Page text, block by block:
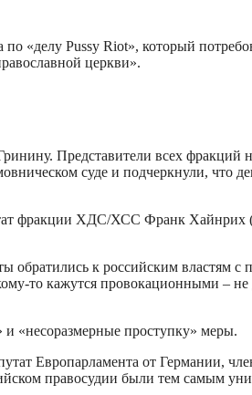
«делу Pussy Riot», который
церкви».
Представители всех фракций
суде и подчеркнули, что
фракции ХДС/ХСС Франк Хайнрих
к российским властям с
то кажутся провокационными –
«несоразмерные проступку» меры.
Европарламента от Германии,
правосудии были тем самым